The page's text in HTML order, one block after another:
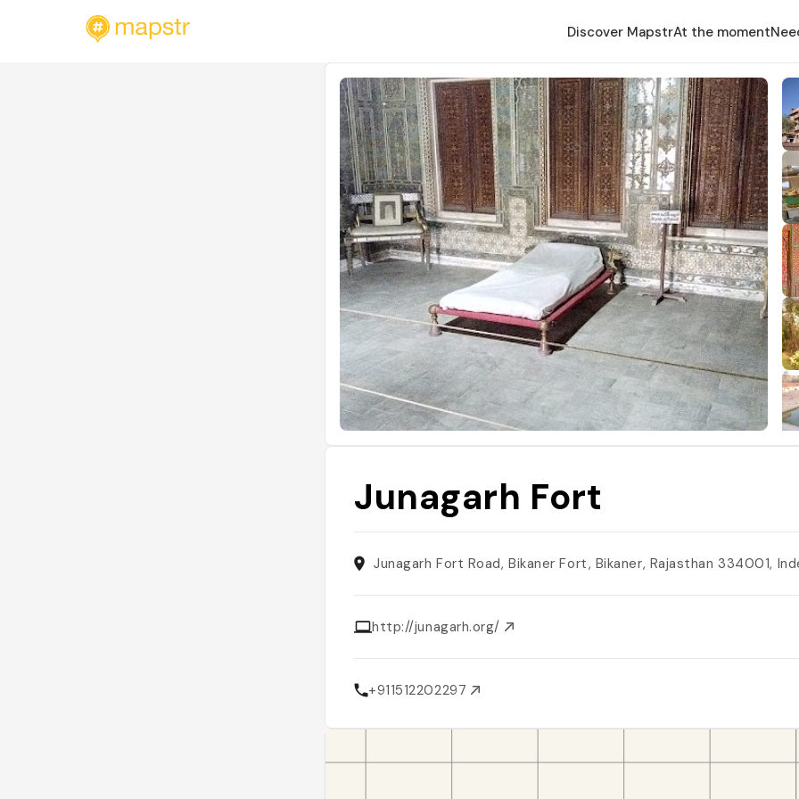
Discover MapstrAt the moment
Junagarh Fort
Junagarh Fort Road, Bikaner Fort, Bikaner, Rajasthan 334001,
http://junagarh.org/
+911512202297